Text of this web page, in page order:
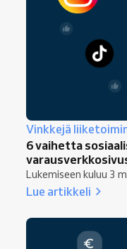
Vinkkejä
6 vaihetta
Lukemiseen kuluu 3
Lue artikkeli